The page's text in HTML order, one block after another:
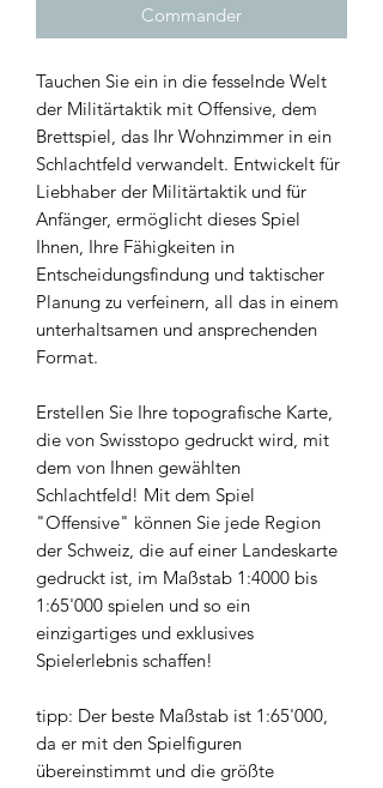
Commander
Tauchen Sie ein in die fesselnde Welt
der Militärtaktik mit Offensive, dem
Brettspiel, das Ihr Wohnzimmer in ein
Schlachtfeld verwandelt. Entwickelt für
Liebhaber der Militärtaktik und für
Anfänger, ermöglicht dieses Spiel
Ihnen, Ihre Fähigkeiten in
Entscheidungsfindung und taktischer
Planung zu verfeinern, all das in einem
unterhaltsamen und ansprechenden
Format.
Erstellen Sie Ihre topografische Karte,
die von Swisstopo gedruckt wird, mit
dem von Ihnen gewählten
Schlachtfeld! Mit dem Spiel
"Offensive" können Sie jede Region
der Schweiz, die auf einer Landeskarte
gedruckt ist, im Maßstab 1:4000 bis
1:65'000 spielen und so ein
einzigartiges und exklusives
Spielerlebnis schaffen!
tipp: Der beste Maßstab ist 1:65'000,
da er mit den Spielfiguren
übereinstimmt und die größte